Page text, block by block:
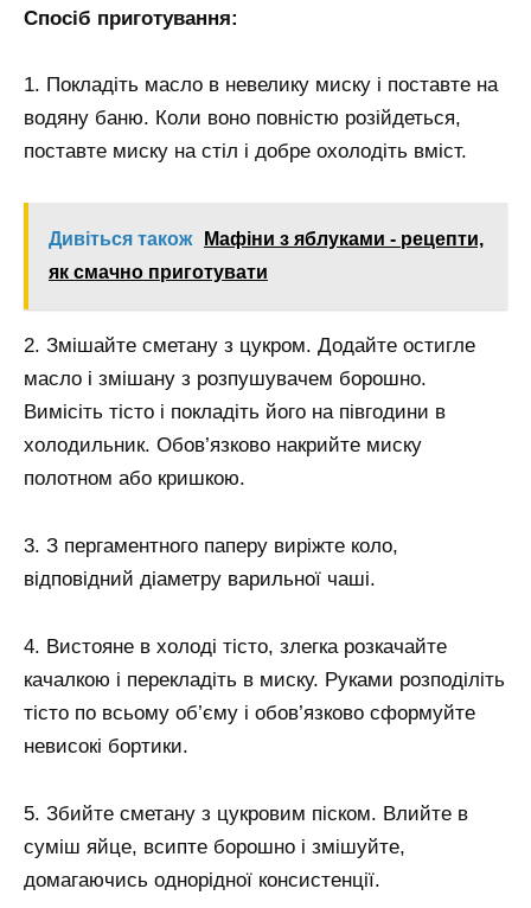
Спосіб приготування:
1. Покладіть масло в невелику миску і поставте на
водяну баню. Коли воно повністю розійдеться,
поставте миску на стіл і добре охолодіть вміст.
Дивіться також
Мафіни з яблуками - рецепти,
як смачно приготувати
2. Змішайте сметану з цукром. Додайте остигле
масло і змішану з розпушувачем борошно.
Вимісіть тісто і покладіть його на півгодини в
холодильник. Обов’язково накрийте миску
полотном або кришкою.
3. З пергаментного паперу виріжте коло,
відповідний діаметру варильної чаші.
4. Вистояне в холоді тісто, злегка розкачайте
качалкою і перекладіть в миску. Руками розподіліть
тісто по всьому об’єму і обов’язково сформуйте
невисокі бортики.
5. Збийте сметану з цукровим піском. Влийте в
суміш яйце, всипте борошно і змішуйте,
домагаючись однорідної консистенції.